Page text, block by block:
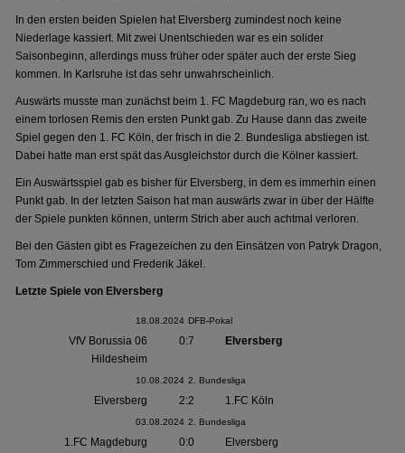
In den ersten beiden Spielen hat Elversberg zumindest noch keine
Niederlage kassiert. Mit zwei Unentschieden war es ein solider
Saisonbeginn, allerdings muss früher oder später auch der erste Sieg
kommen. In Karlsruhe ist das sehr unwahrscheinlich.
Auswärts musste man zunächst beim 1. FC Magdeburg ran, wo es nach
einem torlosen Remis den ersten Punkt gab. Zu Hause dann das zweite
Spiel gegen den 1. FC Köln, der frisch in die 2. Bundesliga abstiegen ist.
Dabei hatte man erst spät das Ausgleichstor durch die Kölner kassiert.
Ein Auswärtsspiel gab es bisher für Elversberg, in dem es immerhin einen
Punkt gab. In der letzten Saison hat man auswärts zwar in über der Hälfte
der Spiele punkten können, unterm Strich aber auch achtmal verloren.
Bei den Gästen gibt es Fragezeichen zu den Einsätzen von Patryk Dragon,
Tom Zimmerschied und Frederik Jäkel.
Letzte Spiele von Elversberg
18.08.2024 DFB-Pokal
VfV Borussia 06
Hildesheim
0:7 Elversberg
10.08.2024 2. Bundesliga
Elversberg 2:2 1.FC Köln
03.08.2024 2. Bundesliga
1.FC Magdeburg 0:0 Elversberg